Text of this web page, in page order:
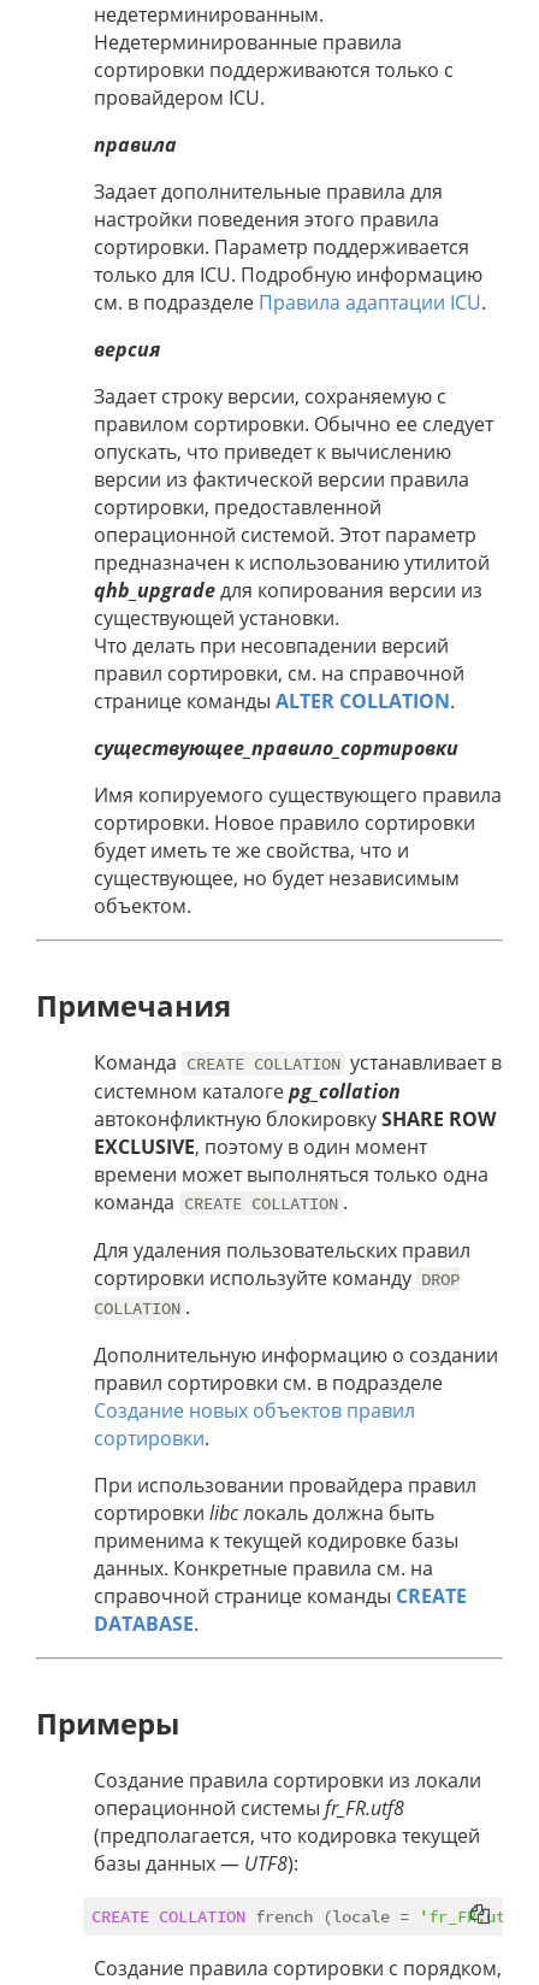
недетерминированным.
Недетерминированные правила
сортировки поддерживаются только с
провайдером ICU.
правила
Задает дополнительные правила для
настройки поведения этого правила
сортировки. Параметр поддерживается
только для ICU. Подробную информацию
см. в подразделе Правила адаптации ICU.
версия
Задает строку версии, сохраняемую с
правилом сортировки. Обычно ее следует
опускать, что приведет к вычислению
версии из фактической версии правила
сортировки, предоставленной
операционной системой. Этот параметр
предназначен к использованию утилитой
qhb_upgradeдля копирования версии из
существующей установки.
Что делать при несовпадении версий
правил сортировки, см. на справочной
странице команды ALTER COLLATION.
существующее_правило_сортировки
Имя копируемого существующего правила
сортировки. Новое правило сортировки
будет иметь те же свойства, что и
существующее, но будет независимым
объектом.
Примечания
Команда CREATE COLLATION устанавливает в
системном каталогеpg_collation
автоконфликтную блокировкуSHARE ROW
EXCLUSIVE, поэтому в один момент
времени может выполняться только одна
команда CREATE COLLATION .
Для удаления пользовательских правил
сортировки используйте команду DROP
COLLATION .
Дополнительную информацию о создании
правил сортировки см. в подразделе
Создание новых объектов правил
сортировки.
При использовании провайдера правил
сортировки libcлокаль должна быть
применима к текущей кодировке базы
данных. Конкретные правила см. на
справочной странице команды CREATE
DATABASE.
Примеры
Создание правила сортировки из локали
операционной системы fr_FR.utf8
(предполагается, что кодировка текущей
базы данных — UTF8):
CREATE COLLATION french (locale = 'fr_FR.utf8'
Создание правила сортировки с порядком,